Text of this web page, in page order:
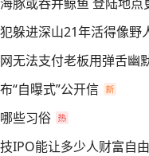
躲进深山21年活得像野
“自曝式”公开信
些习俗
IPO能让多少人财富自由